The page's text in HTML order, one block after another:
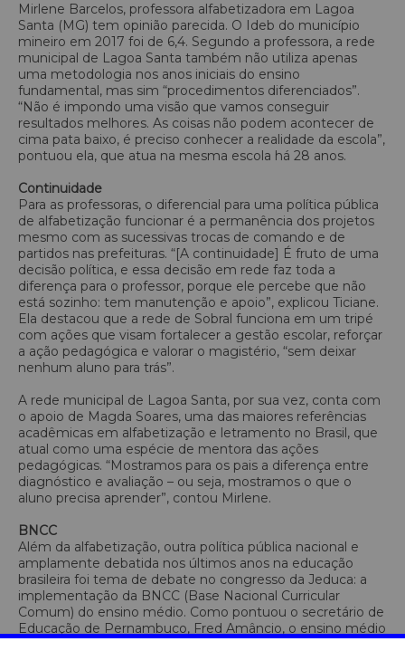
Mirlene Barcelos, professora alfabetizadora em Lagoa
Santa (MG) tem opinião parecida. O Ideb do município
mineiro em 2017 foi de 6,4. Segundo a professora, a rede
municipal de Lagoa Santa também não utiliza apenas
uma metodologia nos anos iniciais do ensino
fundamental, mas sim “procedimentos diferenciados”.
“Não é impondo uma visão que vamos conseguir
resultados melhores. As coisas não podem acontecer de
cima pata baixo, é preciso conhecer a realidade da escola”,
pontuou ela, que atua na mesma escola há 28 anos.
Continuidade
Para as professoras, o diferencial para uma política pública
de alfabetização funcionar é a permanência dos projetos
mesmo com as sucessivas trocas de comando e de
partidos nas prefeituras. “[A continuidade] É fruto de uma
decisão política, e essa decisão em rede faz toda a
diferença para o professor, porque ele percebe que não
está sozinho: tem manutenção e apoio”, explicou Ticiane.
Ela destacou que a rede de Sobral funciona em um tripé
com ações que visam fortalecer a gestão escolar, reforçar
a ação pedagógica e valorar o magistério, “sem deixar
nenhum aluno para trás”.
A rede municipal de Lagoa Santa, por sua vez, conta com
o apoio de Magda Soares, uma das maiores referências
acadêmicas em alfabetização e letramento no Brasil, que
atual como uma espécie de mentora das ações
pedagógicas. “Mostramos para os pais a diferença entre
diagnóstico e avaliação – ou seja, mostramos o que o
aluno precisa aprender”, contou Mirlene.
BNCC
Além da alfabetização, outra política pública nacional e
amplamente debatida nos últimos anos na educação
brasileira foi tema de debate no congresso da Jeduca: a
implementação da BNCC (Base Nacional Curricular
Comum) do ensino médio. Como pontuou o secretário de
Educação de Pernambuco, Fred Amâncio, o ensino médio